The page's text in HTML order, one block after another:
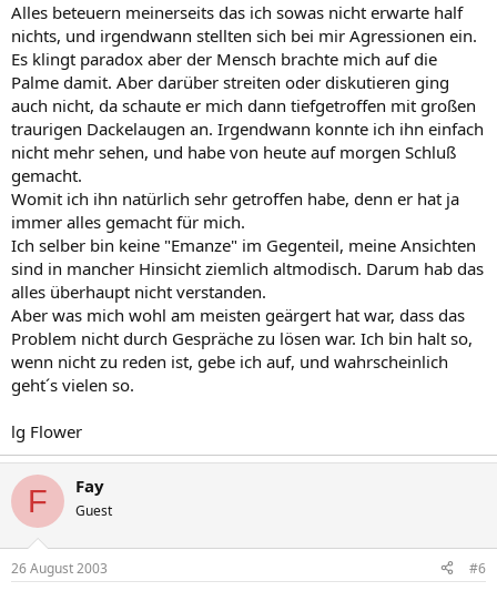
Alles beteuern meinerseits das ich sowas nicht erwarte half
nichts, und irgendwann stellten sich bei mir Agressionen ein.
Es klingt paradox aber der Mensch brachte mich auf die
Palme damit. Aber darüber streiten oder diskutieren ging
auch nicht, da schaute er mich dann tiefgetroffen mit großen
traurigen Dackelaugen an. Irgendwann konnte ich ihn einfach
nicht mehr sehen, und habe von heute auf morgen Schluß
gemacht.
Womit ich ihn natürlich sehr getroffen habe, denn er hat ja
immer alles gemacht für mich.
Ich selber bin keine "Emanze" im Gegenteil, meine Ansichten
sind in mancher Hinsicht ziemlich altmodisch. Darum hab das
alles überhaupt nicht verstanden.
Aber was mich wohl am meisten geärgert hat war, dass das
Problem nicht durch Gespräche zu lösen war. Ich bin halt so,
wenn nicht zu reden ist, gebe ich auf, und wahrscheinlich
geht´s vielen so.
lg Flower
F Fay
Guest
26 August 2003 #6